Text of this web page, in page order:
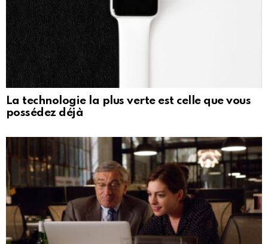
La technologie la plus verte est celle que vous
possédez déjà